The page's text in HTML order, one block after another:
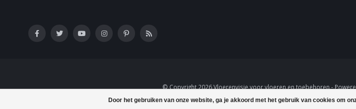
Door het gebruiken van onze website, ga je akkoord met het gebruik van cookies om
© Copyright 2026 Vloerenvisie voor vloeren en toebehoren -